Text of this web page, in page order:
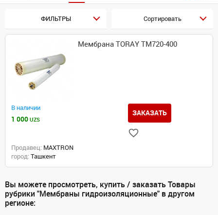
ФИЛЬТРЫ Сортировать
Мембрана TORAY TM720-400
В наличии
1 000 UZS
ЗАКАЗАТЬ
Продавец: MAXTRON
город: Ташкент
Вы можете просмотреть, купить / заказать Товары
рубрики "Мембраны гидроизоляционные" в другом
регионе: